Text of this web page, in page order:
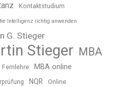
Kontaktstudium
Intelligenz richtig anwenden
G. Stieger
Stieger MBA
Fernlehre MBA online
NQR Online